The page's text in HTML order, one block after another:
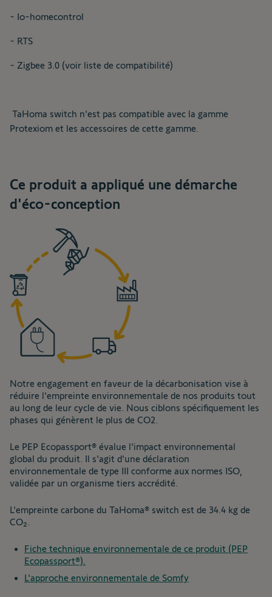
- Io-homecontrol
- RTS
- Zigbee 3.0 (voir liste de compatibilité)
TaHoma switch n'est pas compatible avec la gamme
Protexiom et les accessoires de cette gamme.
Ce produit a appliqué une démarche
d'éco-conception
Notre engagement en faveur de la décarbonisation vise à
réduire l'empreinte environnementale de nos produits tout
au long de leur cycle de vie. Nous ciblons spécifiquement les
phases qui génèrent le plus de CO2.
Le PEP Ecopassport® évalue l'impact environnemental
global du produit. Il s'agit d'une déclaration
environnementale de type III conforme aux normes ISO,
validée par un organisme tiers accrédité.
L'empreinte carbone du TaHoma® switch est de 34.4 kg de
CO₂.
Fiche technique environnementale de ce produit (PEP
Ecopassport®).
L'approche environnementale de Somfy